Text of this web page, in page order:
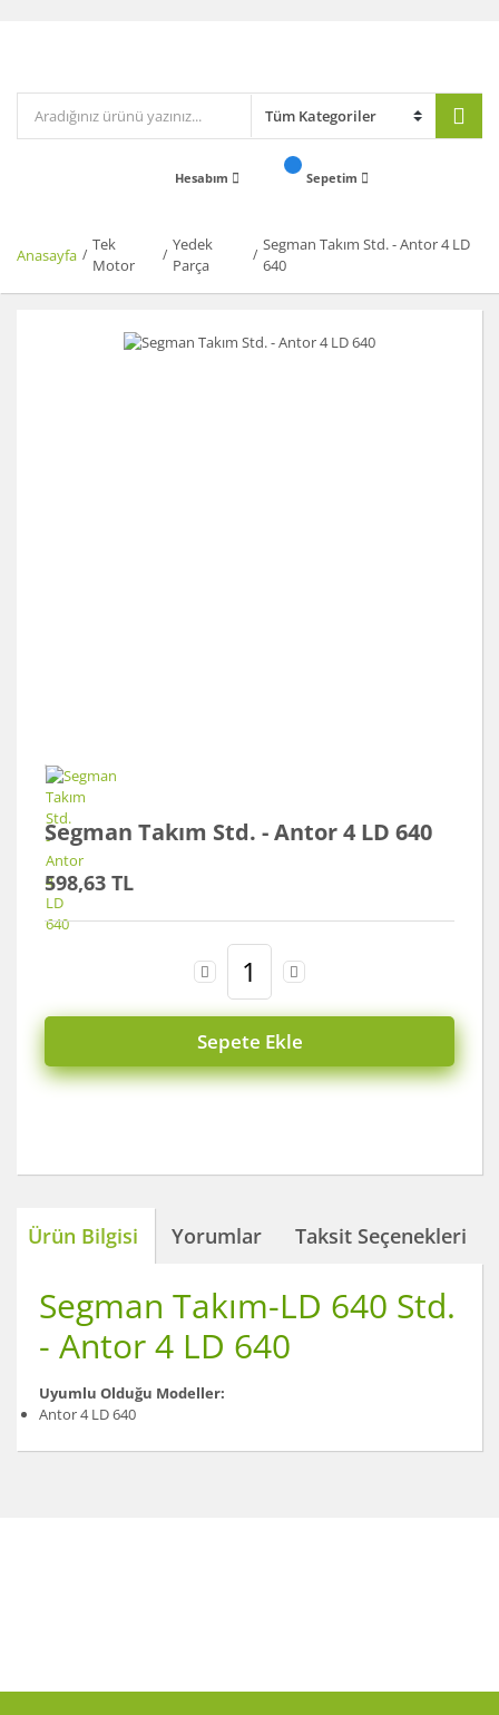
Hesabım Sepetim
Anasayfa
Tek
Motor
Yedek
Parça
Segman Takım Std. - Antor 4 LD
640
Segman Takım Std. - Antor 4 LD 640
598,63 TL
Sepete Ekle
Ürün Bilgisi Yorumlar Taksit Seçenekleri
Segman Takım-LD 640 Std.
- Antor 4 LD 640
Uyumlu Olduğu Modeller:
Antor 4 LD 640
Ürün fiyatı diğer sitelerden daha pahalı.